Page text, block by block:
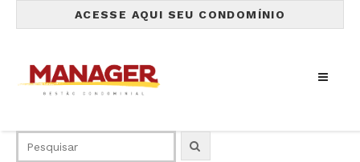
ACESSE AQUI SEU CONDOMÍNIO